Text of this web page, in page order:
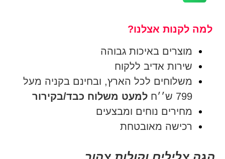
למה לקנות אצלנו?
מוצרים באיכות גבוהה
שירות אדיב ללקוח
משלוחים לכל הארץ, ובחינם בקניה מעל
799 ש׳׳ח
למעט משלוח כבד/בקירור
מחירים נוחים ומבצעים
רכישה מאובטחת